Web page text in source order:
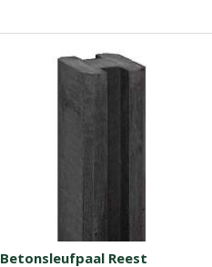
Betonsleufpaal Reest